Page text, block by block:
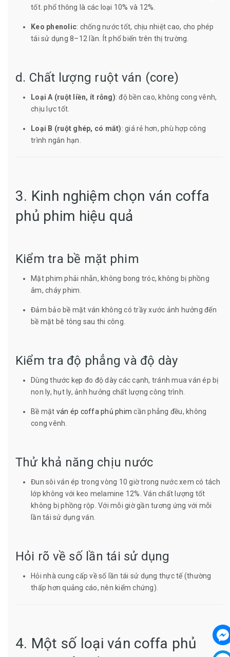
tốt. phổ thông là các loại 10% và 12%.
Keo phenolic: chống nước tốt, chịu nhiệt cao, cho phép
tái sử dụng 8–12 lần. Ít phổ biến trên thị trường.
d. Chất lượng ruột ván (core)
Loại A (ruột liền, ít rỗng): độ bền cao, không cong vênh,
chịu lực tốt.
Loại B (ruột ghép, có mắt): giá rẻ hơn, phù hợp công
trình ngắn hạn.
3. Kinh nghiệm chọn ván coffa
phủ phim hiệu quả
Kiểm tra bề mặt phim
Mặt phim phải nhẵn, không bong tróc, không bị phồng
âm, cháy phim.
Đảm bảo bề mặt ván không có trầy xước ảnh hưởng đến
bề mặt bê tông sau thi công.
Kiểm tra độ phẳng và độ dày
Dùng thước kẹp đo độ dày các cạnh, tránh mua ván ép bị
non ly, hụt ly, ảnh hưởng chất lượng công trình.
Bề mặt ván ép coffa phủ phim cần phẳng đều, không
cong vênh.
Thử khả năng chịu nước
Đun sôi ván ép trong vòng 10 giờ trong nước xem có tách
lớp không với keo melamine 12%. Ván chất lượng tốt
không bị phồng rộp. Với mỗi giờ gần tương ứng với mỗi
lần tái sử dụng ván.
Hỏi rõ về số lần tái sử dụng
Hỏi nhà cung cấp về số lần tái sử dụng thực tế (thường
thấp hơn quảng cáo, nên kiểm chứng).
4. Một số loại ván coffa phủ